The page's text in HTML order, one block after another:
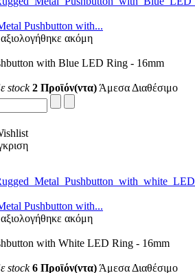
Pushbutton with...
ακόμη
with Blue LED Ring - 16mm
stock 2 Προϊόν(ντα) Άμεσα Διαθέσιμο
Pushbutton with...
ακόμη
with White LED Ring - 16mm
stock 6 Προϊόν(ντα) Άμεσα Διαθέσιμο